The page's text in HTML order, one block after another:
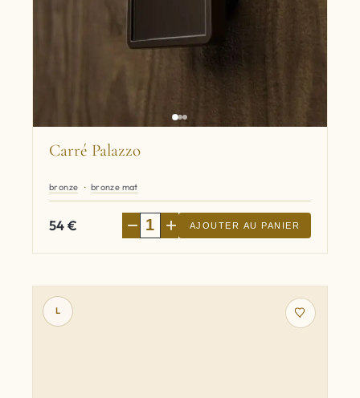
Carré Palazzo
bronze bronze mat
54€ − + AJOUTER AU PANIER
L